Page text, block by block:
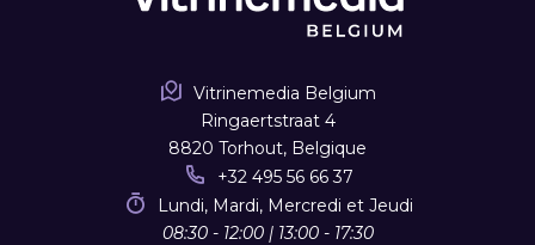
Vitrinemedia Belgium
Ringaertstraat 4
8820 Torhout, Belgique
+32 495 56 66 37
Lundi, Mardi, Mercredi et Jeudi
08:30 - 12:00 | 13:00 - 17:30